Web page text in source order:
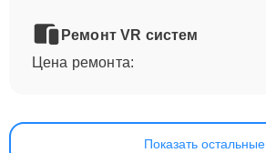
Ремонт VR систем
Цена ремонта:
Показать остальные